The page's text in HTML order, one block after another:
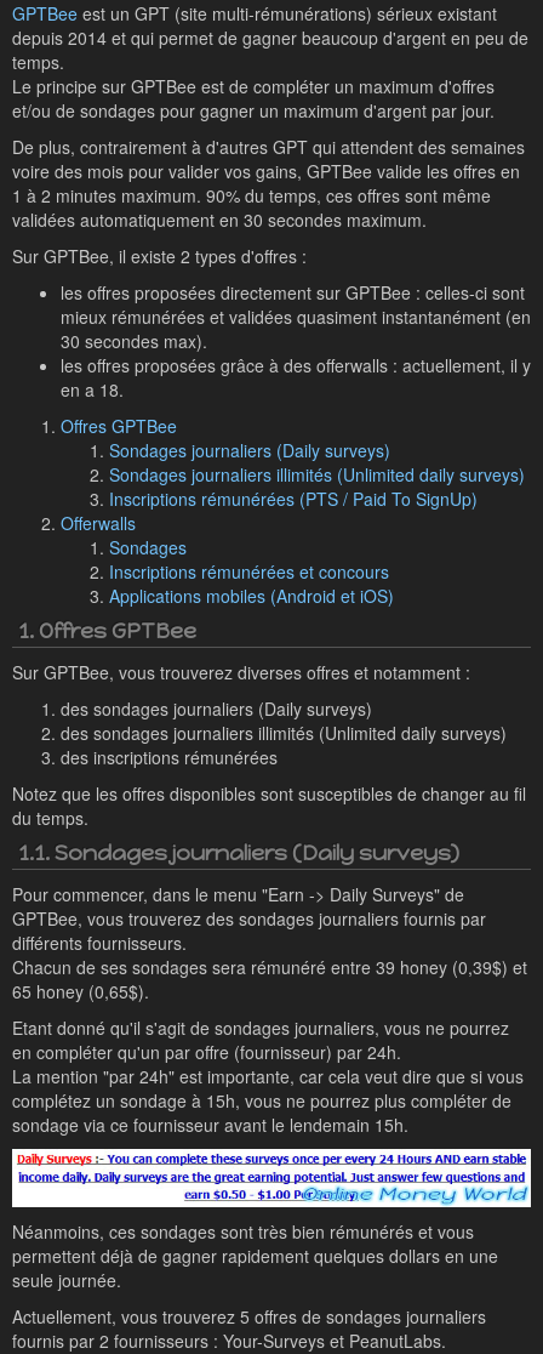
GPTBee est un GPT (site multi-rémunérations) sérieux existant
depuis 2014 et qui permet de gagner beaucoup d'argent en peu de
temps.
Le principe sur GPTBee est de compléter un maximum d'offres
et/ou de sondages pour gagner un maximum d'argent par jour.
De plus, contrairement à d'autres GPT qui attendent des semaines
voire des mois pour valider vos gains, GPTBee valide les offres en
1 à 2 minutes maximum. 90% du temps, ces offres sont même
validées automatiquement en 30 secondes maximum.
Sur GPTBee, il existe 2 types d'offres :
les offres proposées directement sur GPTBee : celles-ci sont
mieux rémunérées et validées quasiment instantanément (en
30 secondes max).
les offres proposées grâce à des offerwalls : actuellement, il y
en a 18.
Offres GPTBee
Sondages journaliers (Daily surveys)
Sondages journaliers illimités (Unlimited daily surveys)
Inscriptions rémunérées (PTS / Paid To SignUp)
Offerwalls
Sondages
Inscriptions rémunérées et concours
Applications mobiles (Android et iOS)
1. Offres GPTBee
Sur GPTBee, vous trouverez diverses offres et notamment :
des sondages journaliers (Daily surveys)
des sondages journaliers illimités (Unlimited daily surveys)
des inscriptions rémunérées
Notez que les offres disponibles sont susceptibles de changer au fil
du temps.
1.1. Sondages journaliers (Daily surveys)
Pour commencer, dans le menu "Earn -> Daily Surveys" de
GPTBee, vous trouverez des sondages journaliers fournis par
différents fournisseurs.
Chacun de ses sondages sera rémunéré entre 39 honey (0,39$) et
65 honey (0,65$).
Etant donné qu'il s'agit de sondages journaliers, vous ne pourrez
en compléter qu'un par offre (fournisseur) par 24h.
La mention "par 24h" est importante, car cela veut dire que si vous
complétez un sondage à 15h, vous ne pourrez plus compléter de
sondage via ce fournisseur avant le lendemain 15h.
Néanmoins, ces sondages sont très bien rémunérés et vous
permettent déjà de gagner rapidement quelques dollars en une
seule journée.
Actuellement, vous trouverez 5 offres de sondages journaliers
fournis par 2 fournisseurs : Your-Surveys et PeanutLabs.